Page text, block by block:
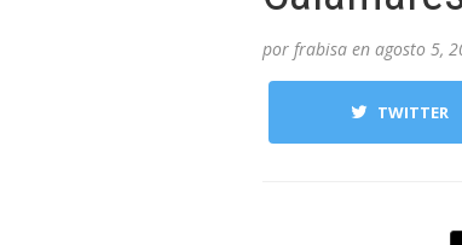
por frabisa en agosto 5,
TWITTER